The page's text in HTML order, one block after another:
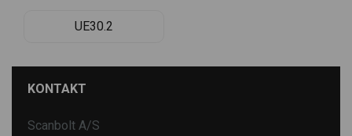
UE30.2
KONTAKT
Scanbolt A/S